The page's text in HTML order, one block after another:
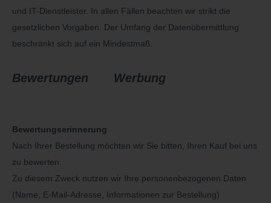
und IT-Dienstleister. In allen Fällen beachten wir strikt die
gesetzlichen Vorgaben. Der Umfang der Datenübermittlung
beschränkt sich auf ein Mindestmaß.
Bewertungen Werbung
Bewertungserinnerung
Nach Ihrer Bestellung möchten wir Sie bitten, Ihren Kauf bei uns
zu bewerten.
Zu diesem Zweck nutzen wir Ihre personenbezogenen Daten
(Name, E-Mail-Adresse, Informationen zur Bestellung)